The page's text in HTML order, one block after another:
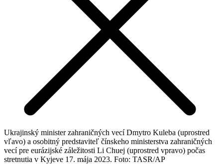
Ukrajinský minister zahraničných vecí Dmytro Kuleba (uprostred
vľavo) a osobitný predstaviteľ čínskeho ministerstva zahraničných
vecí pre eurázijské záležitosti Li Chuej (uprostred vpravo) počas
stretnutia v Kyjeve 17. mája 2023. Foto: TASR/AP